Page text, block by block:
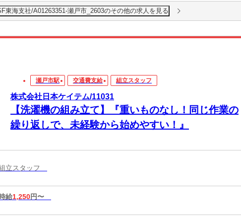
東海支社/A01263351-瀬戸市_2603のその他の求人を見る
瀬戸市駅 交通費支給 組立スタッフ
株式会社日本ケイテム/11031
【洗濯機の組み立て】『重いものなし！同じ作業の
繰り返しで、未経験から始めやすい！』
立スタッフ
時給1,250円〜